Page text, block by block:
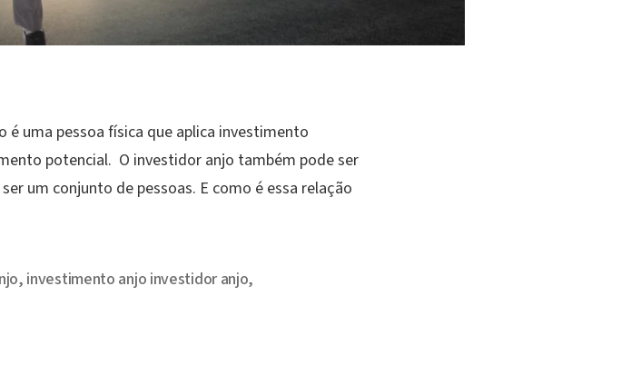
é uma pessoa física que aplica investimento
potencial. O investidor anjo também pode ser
um conjunto de pessoas. E como é essa relação
, investimento anjo investidor anjo,